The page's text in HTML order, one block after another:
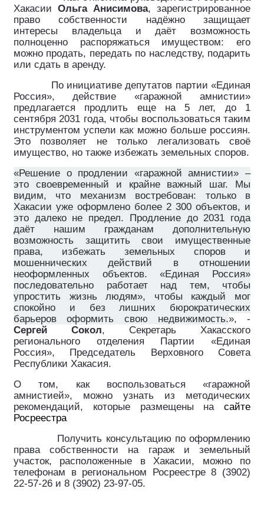
Хакасии Ольга Анисимова, зарегистрированное
право собственности надёжно защищает
интересы владельца и даёт возможность
полноценно распоряжаться имуществом: его
можно продать, передать по наследству, подарить
или сдать в аренду.
По инициативе депутатов партии «Единая
Россия», действие «гаражной амнистии»
предлагается продлить еще на 5 лет, до 1
сентября 2031 года, чтобы воспользоваться таким
инструментом успели как можно больше россиян.
Это позволяет не только легализовать своё
имущество, но также избежать земельных споров.
«Решение о продлении «гаражной амнистии» –
это своевременный и крайне важный шаг. Мы
видим, что механизм востребован: только в
Хакасии уже оформлено более 2 300 объектов, и
это далеко не предел. Продление до 2031 года
даёт нашим гражданам дополнительную
возможность защитить свои имущественные
права, избежать земельных споров и
мошеннических действий в отношении
неоформленных объектов. «Единая Россия»
последовательно работает над тем, чтобы
упростить жизнь людям», чтобы каждый мог
спокойно и без лишних бюрократических
барьеров оформить свою недвижимость.», ­-
Сергей Сокол, Секретарь Хакасского
регионального отделения Партии «Единая
Россия», Председатель Верховного Совета
Республики Хакасия.
О том, как воспользоваться «гаражной
амнистией», можно узнать из методических
рекомендаций, которые размещены на сайте
Росреестра
Получить консультацию по оформлению
права собственности на гараж и земельный
участок, расположенные в Хакасии, можно по
телефонам в региональном Росреестре 8 (3902)
22-57-26 и 8 (3902) 23-97-05.